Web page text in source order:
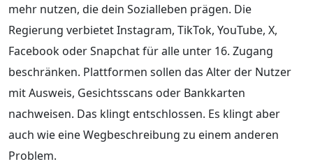
mehr nutzen, die dein Sozialleben prägen. Die
Regierung verbietet Instagram, TikTok, YouTube, X,
Facebook oder Snapchat für alle unter 16. Zugang
beschränken. Plattformen sollen das Alter der Nutzer
mit Ausweis, Gesichtsscans oder Bankkarten
nachweisen. Das klingt entschlossen. Es klingt aber
auch wie eine Wegbeschreibung zu einem anderen
Problem.